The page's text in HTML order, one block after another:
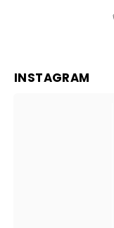
INSTAGRAM